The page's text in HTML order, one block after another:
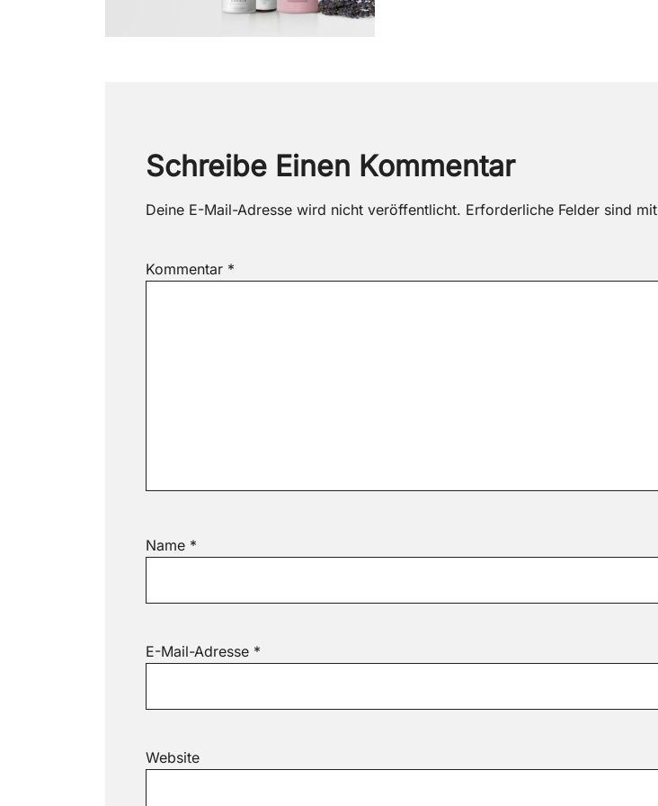
Schreibe Einen Kommentar
Deine E-Mail-Adresse wird nicht veröffentlicht. Erforderliche Felder sind mit
Kommentar *
Name *
E-Mail-Adresse *
Website